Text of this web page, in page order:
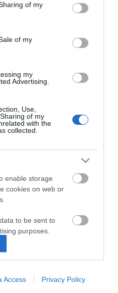
behaviour. You may click to
and its third-party tags to
purposes in below Google
of my
of my
my
Advertising.
Use,
of my
with the
collected.
enable storage
cookies on web or
to be sent to
purposes.
send me
enable storage
Access Privacy Policy
olyan fortély létezik,
eredményekhez. Egy
Facebook
egyszerű dolognak